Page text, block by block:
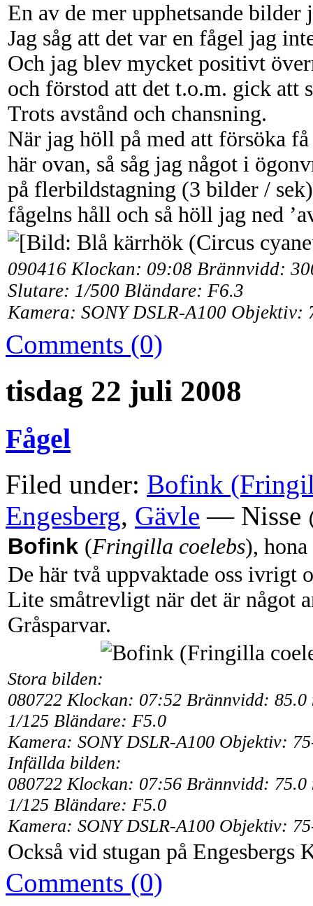
En av de mer upphetsande
Jag såg att det var en fågel jag
Och jag blev mycket positivt
och förstod att det t.o.m. gick att
Trots avstånd och chansning.
När jag höll på med att försöka
här ovan, så såg jag något i
på flerbildstagning (3 bilder /
fågelns håll och så höll jag ned
090416 Klockan: 09:08 Brännvidd:
Slutare: 1/500 Bländare: F6.3
Kamera: SONY DSLR-A100
Comments (0)
tisdag 22 juli 2008
Fågel
Filed under: Bofink
Engesberg, Gävle — Nisse
Bofink (Fringilla coelebs),
De här två uppvaktade oss ivrigt
Lite småtrevligt när det är något
Gråsparvar.
Stora bilden:
080722 Klockan: 07:52 Brännvidd:
1/125 Bländare: F5.0
Kamera: SONY DSLR-A100 Objektiv:
Infällda bilden:
080722 Klockan: 07:56 Brännvidd:
1/125 Bländare: F5.0
Kamera: SONY DSLR-A100 Objektiv:
Också vid stugan på Engesbergs
Comments (0)